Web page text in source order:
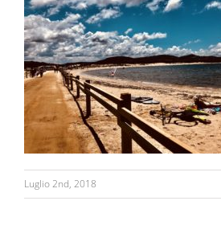
Luglio 2nd, 2018